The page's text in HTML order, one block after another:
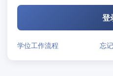
登
学位工作流程 忘